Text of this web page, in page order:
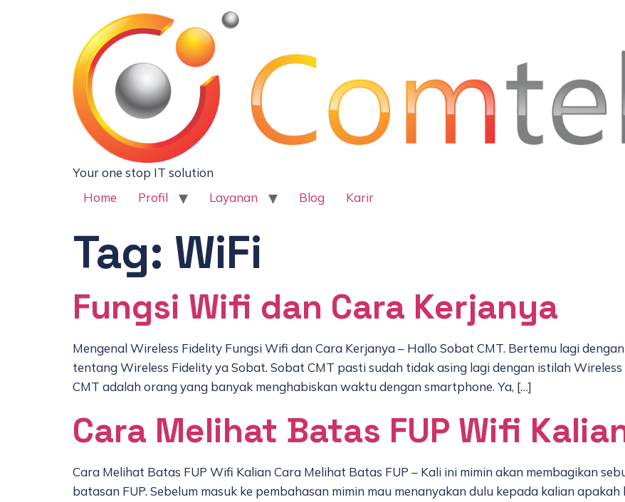
Your one stop IT solution
Home
Profil Layanan Blog Karir
Tag: WiFi
Fungsi Wifi dan Cara Kerjanya
Mengenal Wireless Fidelity Fungsi Wifi dan Cara Kerjanya – Hallo Sobat CMT. Bertemu lagi
tentang Wireless Fidelity ya Sobat. Sobat CMT pasti sudah tidak asing lagi dengan istilah
CMT adalah orang yang banyak menghabiskan waktu dengan smartphone. Ya, […]
Cara Melihat Batas FUP Wifi
Cara Melihat Batas FUP Wifi Kalian Cara Melihat Batas FUP – Kali ini mimin akan membagikan
batasan FUP. Sebelum masuk ke pembahasan mimin mau menanyakan dulu kepada kalian